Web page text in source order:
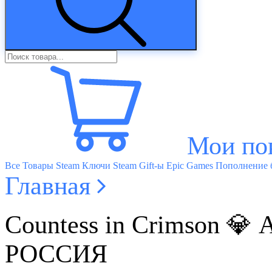
Мои
Все Товары Steam Ключи Steam Gift-ы Epic Games Пополнение
Главная
Countess in Crimson
РОССИЯ